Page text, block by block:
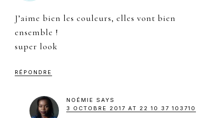
J’aime bien les couleurs, elles vont bien
ensemble !
super look
RÉPONDRE
NOÉMIE
SAYS
3 OCTOBRE 2017 AT 22 10 37 103710